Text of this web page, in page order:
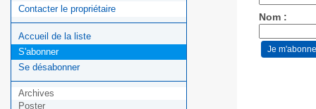
Contacter le propriétaire
Accueil de la liste
S'abonner
Se désabonner
Archives
Poster
Nom :